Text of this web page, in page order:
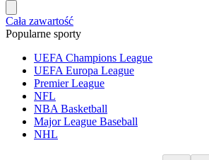
Cała zawartość
Popularne sporty
UEFA Champions League
UEFA Europa League
Premier League
NFL
NBA Basketball
Major League Baseball
NHL